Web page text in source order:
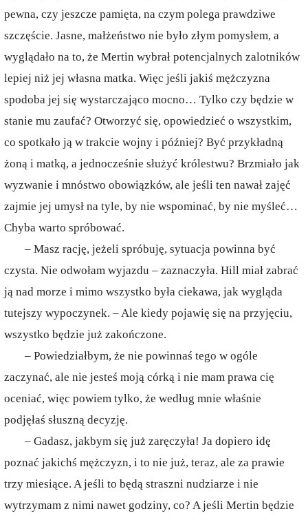
pewna, czy jeszcze pamięta, na czym polega prawdziwe
szczęście. Jasne, małżeństwo nie było złym pomysłem, a
wyglądało na to, że Mertin wybrał potencjalnych zalotników
lepiej niż jej własna matka. Więc jeśli jakiś mężczyzna
spodoba jej się wystarczająco mocno… Tylko czy będzie w
stanie mu zaufać? Otworzyć się, opowiedzieć o wszystkim,
co spotkało ją w trakcie wojny i później? Być przykładną
żoną i matką, a jednocześnie służyć królestwu? Brzmiało jak
wyzwanie i mnóstwo obowiązków, ale jeśli ten nawał zajęć
zajmie jej umysł na tyle, by nie wspominać, by nie myśleć…
Chyba warto spróbować.
– Masz rację, jeżeli spróbuję, sytuacja powinna być
czysta. Nie odwołam wyjazdu – zaznaczyła. Hill miał zabrać
ją nad morze i mimo wszystko była ciekawa, jak wygląda
tutejszy wypoczynek. – Ale kiedy pojawię się na przyjęciu,
wszystko będzie już zakończone.
– Powiedziałbym, że nie powinnaś tego w ogóle
zaczynać, ale nie jesteś moją córką i nie mam prawa cię
oceniać, więc powiem tylko, że według mnie właśnie
podjęłaś słuszną decyzję.
– Gadasz, jakbym się już zaręczyła! Ja dopiero idę
poznać jakichś mężczyzn, i to nie już, teraz, ale za prawie
trzy miesiące. A jeśli to będą straszni nudziarze i nie
wytrzymam z nimi nawet godziny, co? A jeśli Mertin będzie